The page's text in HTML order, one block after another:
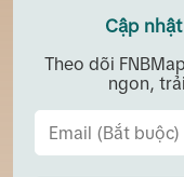
Cập
Theo dõi
ngon,